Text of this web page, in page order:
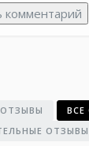
комментарий
ВСЕ
ОТЗЫВЫ